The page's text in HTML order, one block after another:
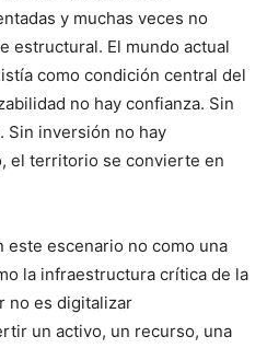
y muchas veces no
estructural. El mundo actual
como condición central del
no hay confianza. Sin
Sin inversión no hay
el territorio se convierte en
este escenario no como una
la infraestructura crítica de la
no es digitalizar
un activo, un recurso, una